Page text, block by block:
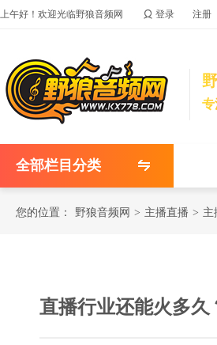
上午好！欢迎光临野狼音频网  登录 注册
专
全部栏目分类
您的位置： 野狼音频网 > 主播直播 > 主
直播行业还能火多久